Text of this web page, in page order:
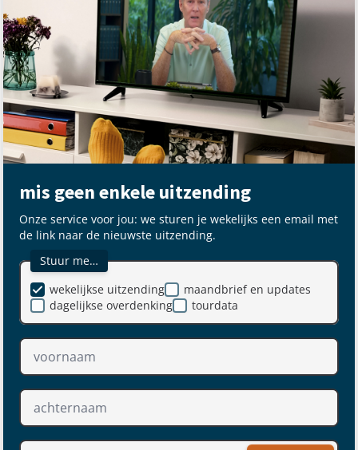
mis geen enkele uitzending
Onze service voor jou: we sturen je wekelijks een email met
de link naar de nieuwste uitzending.
Stuur me…
maandbrief en updates
dagelijkse overdenking
wekelijkse uitzending
tourdata